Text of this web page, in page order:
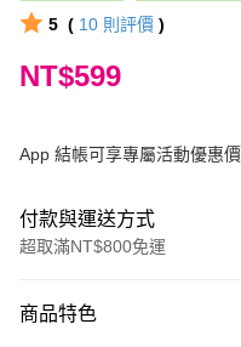
5 ( 10 則評價 )
NT$599
App 結帳可享專屬活動優惠價
付款與運送方式
超取滿NT$800免運
信用卡一次付款
商品特色